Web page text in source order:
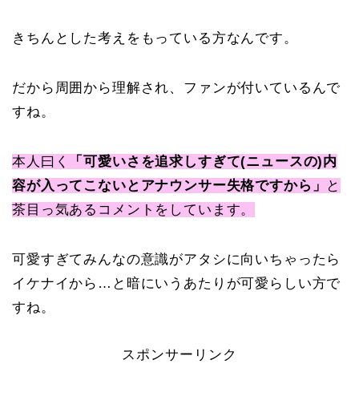
きちんとした考えをもっている方なんです。
だから周囲から理解され、ファンが付いているんで
すね。
本人曰く
「可愛いさを追求しすぎて(ニュースの)内
容が入ってこないとアナウンサー失格ですから」
と
茶目っ気あるコメントをしています。
可愛すぎてみんなの意識がアタシに向いちゃったら
イケナイから…と暗にいうあたりが可愛らしい方で
すね。
スポンサーリンク